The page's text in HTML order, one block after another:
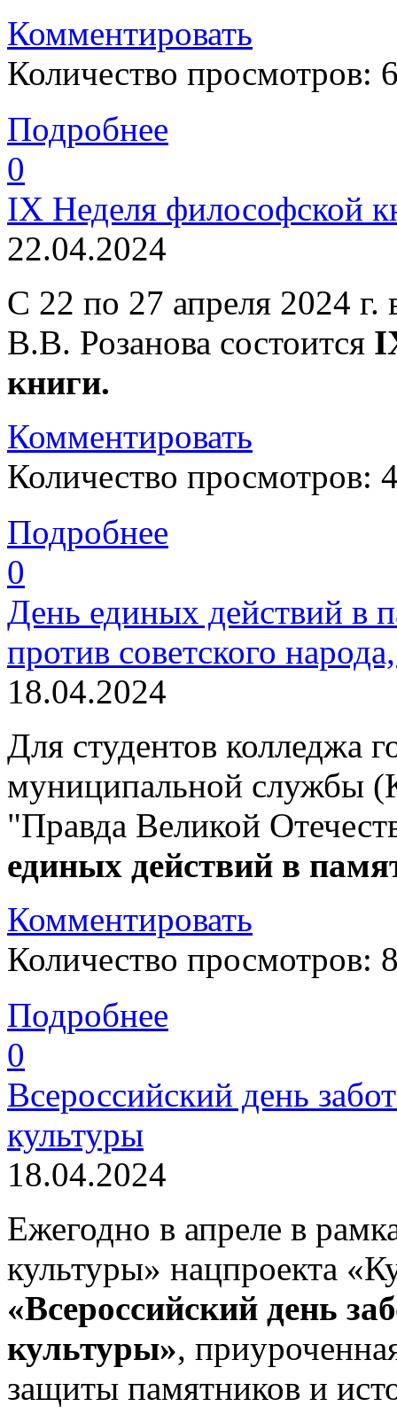
Комментировать
Количество просмотров:
Подробнее
0
IX Неделя философской
22.04.2024
С 22 по 27 апреля 2024
В.В. Розанова состоится
книги.
Комментировать
Количество просмотров:
Подробнее
0
День единых действий в
против советского
18.04.2024
Для студентов колледжа
муниципальной службы
"Правда Великой
единых действий в
Комментировать
Количество просмотров:
Подробнее
0
Всероссийский день
культуры
18.04.2024
Ежегодно в апреле в
культуры» нацпроекта
«Всероссийский день
культуры»,
защиты памятников и